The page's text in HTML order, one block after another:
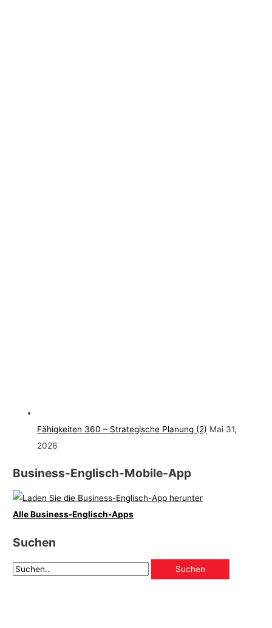
Fähigkeiten 360 – Strategische Planung (2) Mai 31,
2026
Business-Englisch-Mobile-App
Alle Business-Englisch-Apps
Suchen